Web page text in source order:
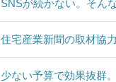
SNSが続かない。そん
住宅産業新聞の取材協
少ない予算で効果抜群